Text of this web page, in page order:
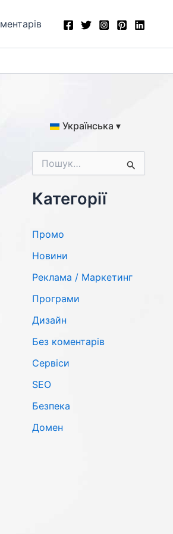
Українська ▾
а
тКатегорії
Промо
Новини
Реклама / Маркетинг
Програми
Дизайн
Без коментарів
Сервіси
SЕО
Безпека
Домен